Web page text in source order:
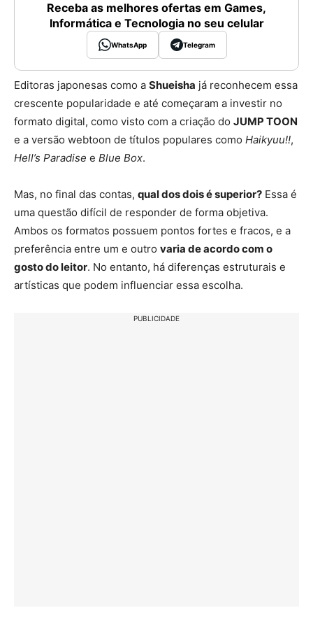
Receba as melhores ofertas em Games,
Informática e Tecnologia no seu celular
WhatsApp Telegram
Editoras japonesas como a Shueisha já reconhecem essa
crescente popularidade e até começaram a investir no
formato digital, como visto com a criação do JUMP TOON
e a versão webtoon de títulos populares como Haikyuu!!,
Hell’s Paradise e Blue Box.
Mas, no final das contas, qual dos dois é superior? Essa é
uma questão difícil de responder de forma objetiva.
Ambos os formatos possuem pontos fortes e fracos, e a
preferência entre um e outro varia de acordo com o
gosto do leitor. No entanto, há diferenças estruturais e
artísticas que podem influenciar essa escolha.
PUBLICIDADE